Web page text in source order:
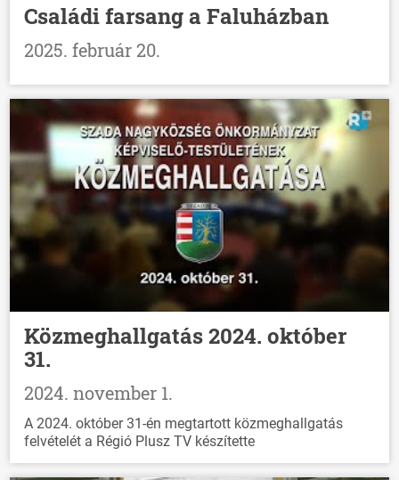
Családi farsang a Faluházban
2025. február 20.
Közmeghallgatás 2024. október
31.
2024. november 1.
A 2024. október 31-én megtartott közmeghallgatás
felvételét a Régió Plusz TV készítette